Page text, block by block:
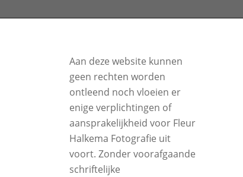
Aan deze website kunnen
geen rechten worden
ontleend noch vloeien er
enige verplichtingen of
aansprakelijkheid voor Fleur
Halkema Fotografie uit
voort. Zonder voorafgaande
schriftelijke